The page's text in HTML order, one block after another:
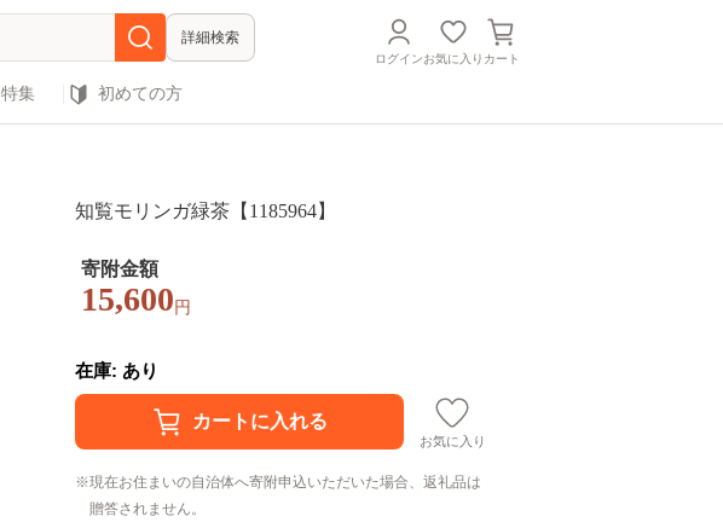
詳細検索
ログインお気に入り カート
特集 初めての方
知覧モリンガ緑茶【1185964】
寄附金額
15,600 円
在庫: あり
お気に入り
現在お住まいの自治体へ寄附申込いただいた場合、返礼品は
贈答されません。